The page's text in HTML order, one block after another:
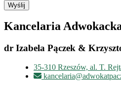
Wyślij
Kancelaria
dr Izabela Pączek &
35-310 Rzeszów, al. T.